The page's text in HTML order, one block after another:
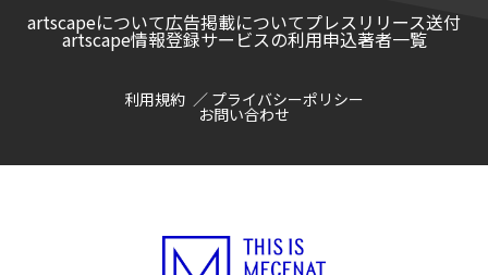
artscapeについて広告掲載についてプレスリリース送付
artscape情報登録サービスの利用申込著者一覧
利用規約 プライバシーポリシー
お問い合わせ